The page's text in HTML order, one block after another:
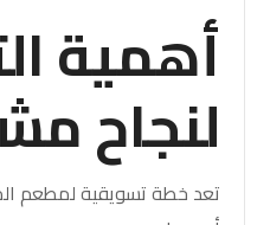
أهمية
لنجاح
تعد خطة تسويقية لمطعم